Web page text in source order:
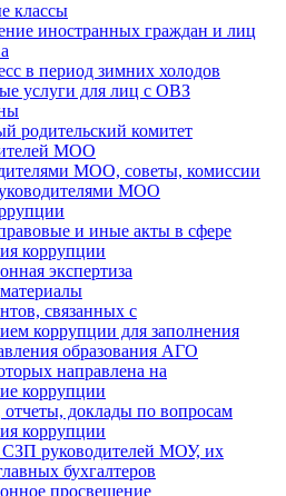
классы
иностранных граждан и лиц
в период зимних холодов
услуги для лиц с ОВЗ
родительский комитет
МОО
МОО, советы, комиссии
МОО
и иные акты в сфере
коррупции
экспертиза
связанных с
коррупции для заполнения
образования АГО
направлена на
коррупции
доклады по вопросам
коррупции
руководителей МОУ, их
бухгалтеров
просвещение